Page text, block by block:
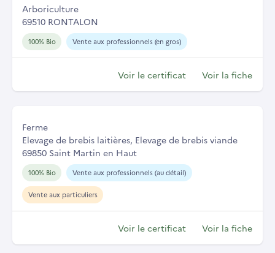
Arboriculture
69510 RONTALON
100% Bio Vente aux professionnels (en gros)
Voir le certificat Voir la fiche
Ferme
Elevage de brebis laitières, Elevage de brebis viande
69850 Saint Martin en Haut
100% Bio Vente aux professionnels (au détail)
Vente aux particuliers
Voir le certificat Voir la fiche